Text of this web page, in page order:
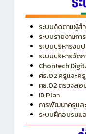
ระบบติดตามผู้ส
ระบบรายงานกา
ระบบบริหารงบ
ระบบบริหารจัดก
Chontech
ศธ.02 ครูและค
ศธ.02 ตรวจสอ
ID Plan
การพัฒนาครูแล
ระบบฝึกอบรมแ